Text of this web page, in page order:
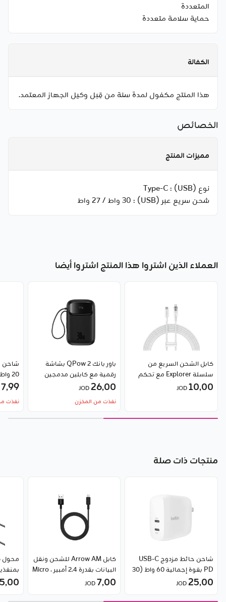
المتعددة
حماية سلامة متعددة
الكفالة
هذا المنتج مكفول لمدة سنة من قِبل وكيل الجهاز المعتمد.
الخصائص
مميزات المنتج
نوع (USB) :
Type-C
شحن سريع عبر (USB) :
30 واط / 27 واط
العملاء الذين اشتروا هذا المنتج اشتروا أيضا
كابل الشحن السريع من
سلسلة Explorer مع تحكم
ذكي في درجة الحرارة من نوع
10٫00
باور بانك QPow 2 بشاشة
رقمية مع كابلين مدمجين
26٫00JOD
نفذت من المخزن
7٫99
نفذت
منتجات ذات صلة
شاحن حائط مزدوج USB-C
PD بقوة إجمالية 60 واط (30
واط لكل منفذ) من بيلكن
25٫00
كابل Arrow AM للشحن ونقل
البيانات بقدرة 2.4 أمبير ، Micro
USB من RockRose
7٫00